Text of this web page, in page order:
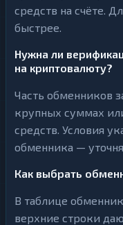
средств на счёте.
быстрее.
Нужна ли
на криптовалюту?
Часть обменников
крупных суммах
средств. Условия
обменника —
Как выбрать
В таблице
верхние строки